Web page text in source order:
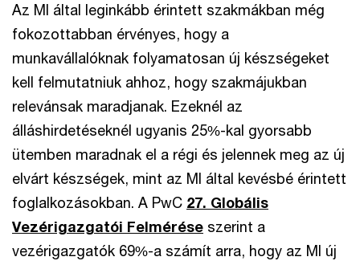
Az MI által leginkább érintett szakmákban még
fokozottabban érvényes, hogy a
munkavállalóknak folyamatosan új készségeket
kell felmutatniuk ahhoz, hogy szakmájukban
relevánsak maradjanak. Ezeknél az
álláshirdetéseknél ugyanis 25%-kal gyorsabb
ütemben maradnak el a régi és jelennek meg az új
elvárt készségek, mint az MI által kevésbé érintett
foglalkozásokban. A PwC 27. Globális
Vezérigazgatói Felmérése szerint a
vezérigazgatók 69%-a számít arra, hogy az MI új